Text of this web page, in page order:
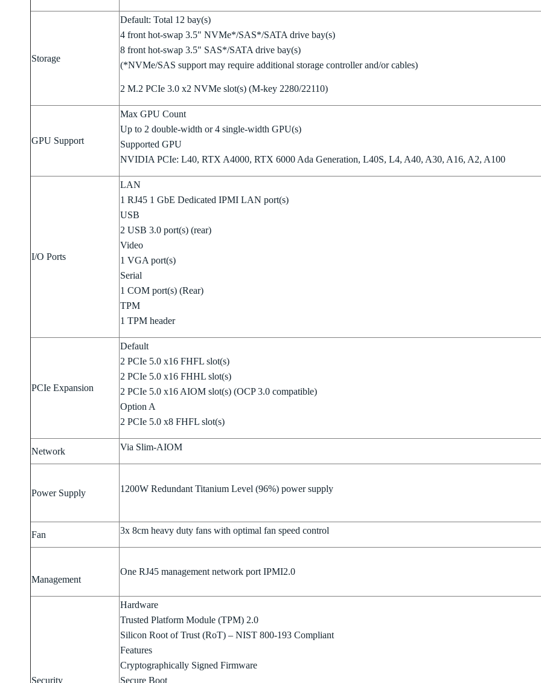
Storage
Default: Total 12 bay(s)
4 front hot-swap 3.5" NVMe*/SAS*/SATA drive bay(s)
8 front hot-swap 3.5" SAS*/SATA drive bay(s)
(*NVMe/SAS support may require additional storage controller and/or cables)
2 M.2 PCIe 3.0 x2 NVMe slot(s) (M-key 2280/22110)
GPU Support
Max GPU Count
Up to 2 double-width or 4 single-width GPU(s)
Supported GPU
NVIDIA PCIe: L40, RTX A4000, RTX 6000 Ada Generation, L40S, L4, A40, A30, A16, A2, A100
I/O Ports
LAN
1 RJ45 1 GbE Dedicated IPMI LAN port(s)
USB
2 USB 3.0 port(s) (rear)
Video
1 VGA port(s)
Serial
1 COM port(s) (Rear)
TPM
1 TPM header
PCIe Expansion
Default
2 PCIe 5.0 x16 FHFL slot(s)
2 PCIe 5.0 x16 FHHL slot(s)
2 PCIe 5.0 x16 AIOM slot(s) (OCP 3.0 compatible)
Option A
2 PCIe 5.0 x8 FHFL slot(s)
Network Via Slim-AIOM
Power Supply 1200W Redundant Titanium Level (96%) power supply
Fan 3x 8cm heavy duty fans with optimal fan speed control
Management
One RJ45 management network port IPMI2.0
Security
Hardware
Trusted Platform Module (TPM) 2.0
Silicon Root of Trust (RoT) – NIST 800-193 Compliant
Features
Cryptographically Signed Firmware
Secure Boot